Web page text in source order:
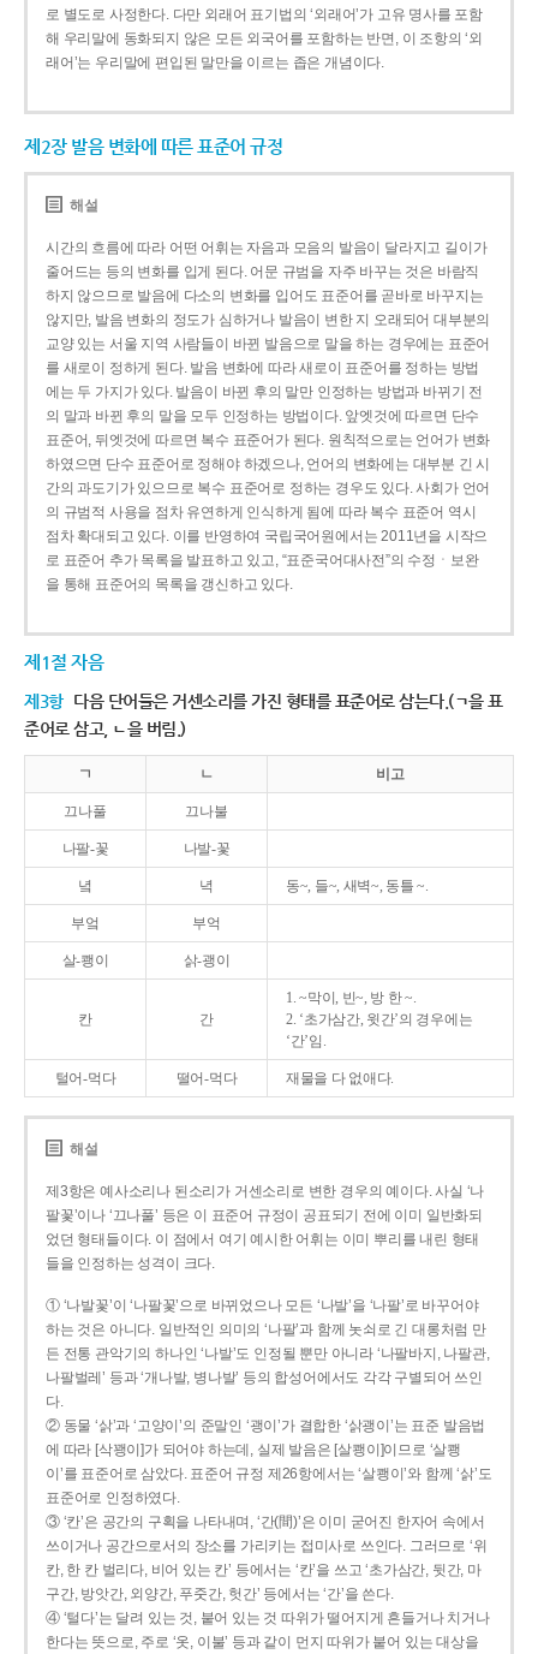
로 별도로 사정한다. 다만 외래어 표기법의 ‘외래어’가 고유 명사를 포함
해 우리말에 동화되지 않은 모든 외국어를 포함하는 반면, 이 조항의 ‘외
래어’는 우리말에 편입된 말만을 이르는 좁은 개념이다.
제2장 발음 변화에 따른 표준어 규정
해설
시간의 흐름에 따라 어떤 어휘는 자음과 모음의 발음이 달라지고 길이가
줄어드는 등의 변화를 입게 된다. 어문 규범을 자주 바꾸는 것은 바람직
하지 않으므로 발음에 다소의 변화를 입어도 표준어를 곧바로 바꾸지는
않지만, 발음 변화의 정도가 심하거나 발음이 변한 지 오래되어 대부분의
교양 있는 서울 지역 사람들이 바뀐 발음으로 말을 하는 경우에는 표준어
를 새로이 정하게 된다. 발음 변화에 따라 새로이 표준어를 정하는 방법
에는 두 가지가 있다. 발음이 바뀐 후의 말만 인정하는 방법과 바뀌기 전
의 말과 바뀐 후의 말을 모두 인정하는 방법이다. 앞엣것에 따르면 단수
표준어, 뒤엣것에 따르면 복수 표준어가 된다. 원칙적으로는 언어가 변화
하였으면 단수 표준어로 정해야 하겠으나, 언어의 변화에는 대부분 긴 시
간의 과도기가 있으므로 복수 표준어로 정하는 경우도 있다. 사회가 언어
의 규범적 사용을 점차 유연하게 인식하게 됨에 따라 복수 표준어 역시
점차 확대되고 있다. 이를 반영하여 국립국어원에서는 2011년을 시작으
로 표준어 추가 목록을 발표하고 있고, “표준국어대사전”의 수정ㆍ보완
을 통해 표준어의 목록을 갱신하고 있다.
제1절 자음
제3항 다음 단어들은 거센소리를 가진 형태를 표준어로 삼는다.(ㄱ을 표
준어로 삼고, ㄴ을 버림.)
ㄱ ㄴ 비고
끄나풀 끄나불
나팔-꽃 나발-꽃
녘 녁 동~, 들~, 새벽~, 동틀 ~.
부엌 부억
살-쾡이 삵-괭이
칸 간
1. ~막이, 빈~, 방 한 ~.
2. ‘초가삼간, 윗간’의 경우에는
‘간’임.
털어-먹다 떨어-먹다 재물을 다 없애다.
해설
제3항은 예사소리나 된소리가 거센소리로 변한 경우의 예이다. 사실 ‘나
팔꽃’이나 ‘끄나풀’ 등은 이 표준어 규정이 공표되기 전에 이미 일반화되
었던 형태들이다. 이 점에서 여기 예시한 어휘는 이미 뿌리를 내린 형태
들을 인정하는 성격이 크다.
① ‘나발꽃’이 ‘나팔꽃’으로 바뀌었으나 모든 ‘나발’을 ‘나팔’로 바꾸어야
하는 것은 아니다. 일반적인 의미의 ‘나팔’과 함께 놋쇠로 긴 대롱처럼 만
든 전통 관악기의 하나인 ‘나발’도 인정될 뿐만 아니라 ‘나팔바지, 나팔관,
나팔벌레’ 등과 ‘개나발, 병나발’ 등의 합성어에서도 각각 구별되어 쓰인
다.
② 동물 ‘삵’과 ‘고양이’의 준말인 ‘괭이’가 결합한 ‘삵괭이’는 표준 발음법
에 따라 [삭꽹이]가 되어야 하는데, 실제 발음은 [살쾡이]이므로 ‘살쾡
이’를 표준어로 삼았다. 표준어 규정 제26항에서는 ‘살쾡이’와 함께 ‘삵’도
표준어로 인정하였다.
③ ‘칸’은 공간의 구획을 나타내며, ‘간(間)’은 이미 굳어진 한자어 속에서
쓰이거나 공간으로서의 장소를 가리키는 접미사로 쓰인다. 그러므로 ‘위
칸, 한 칸 벌리다, 비어 있는 칸’ 등에서는 ‘칸’을 쓰고 ‘초가삼간, 뒷간, 마
구간, 방앗간, 외양간, 푸줏간, 헛간’ 등에서는 ‘간’을 쓴다.
④ ‘털다’는 달려 있는 것, 붙어 있는 것 따위가 떨어지게 흔들거나 치거나
한다는 뜻으로, 주로 ‘옷, 이불’ 등과 같이 먼지 따위가 붙어 있는 대상을